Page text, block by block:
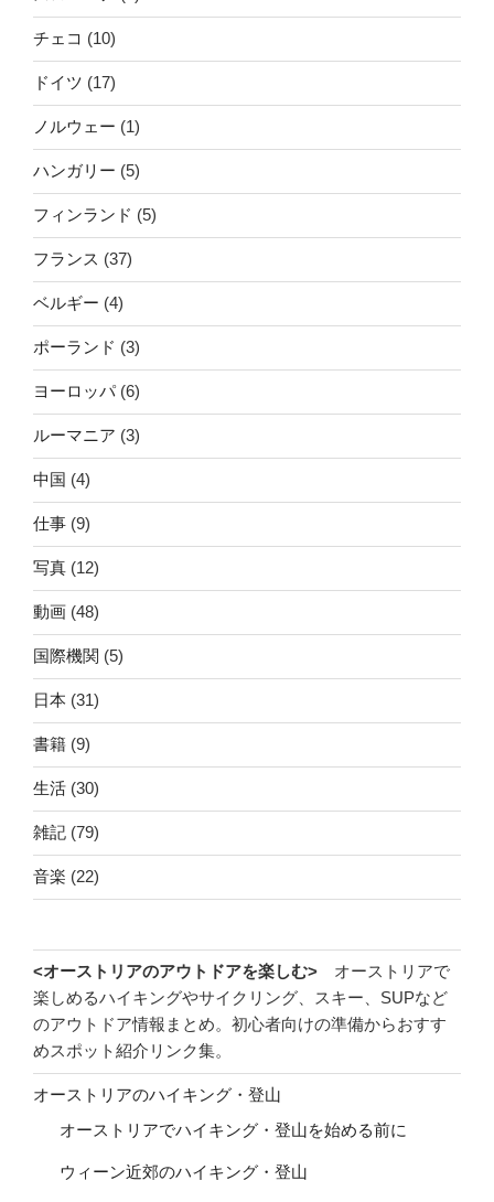
チェコ (10)
ドイツ (17)
ノルウェー (1)
ハンガリー (5)
フィンランド (5)
フランス (37)
ベルギー (4)
ポーランド (3)
ヨーロッパ(6)
ルーマニア (3)
中国 (4)
仕事 (9)
写真 (12)
動画 (48)
国際機関 (5)
日本 (31)
書籍 (9)
生活 (30)
雑記 (79)
音楽 (22)
<オーストリアのアウトドアを楽しむ> オーストリアで
楽しめるハイキングやサイクリング、スキー、SUPなど
のアウトドア情報まとめ。初心者向けの準備からおすす
めスポット紹介リンク集。
オーストリアのハイキング・登山
オーストリアでハイキング・登山を始める前に
ウィーン近郊のハイキング・登山